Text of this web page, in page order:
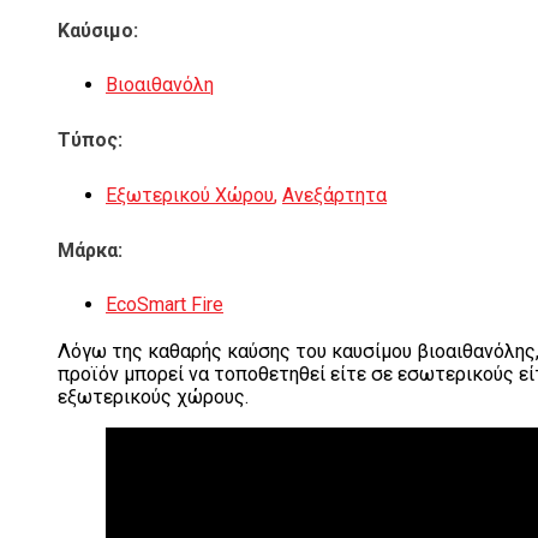
Καύσιμο:
Βιοαιθανόλη
Τύπος:
Εξωτερικού Χώρου, Ανεξάρτητα
Μάρκα:
EcoSmart Fire
Λόγω της καθαρής καύσης του καυσίμου
προϊόν μπορεί να τοποθετηθεί είτε σε εσωτερικούς
εξωτερικούς χώρους.